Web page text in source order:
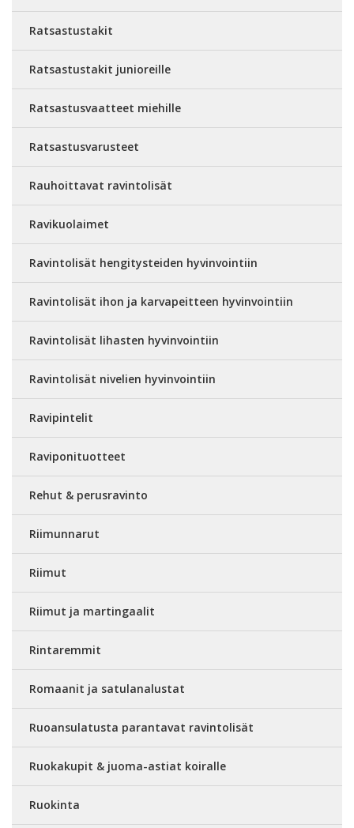
Ratsastustakit
Ratsastustakit junioreille
Ratsastusvaatteet miehille
Ratsastusvarusteet
Rauhoittavat ravintolisät
Ravikuolaimet
Ravintolisät hengitysteiden hyvinvointiin
Ravintolisät ihon ja karvapeitteen hyvinvointiin
Ravintolisät lihasten hyvinvointiin
Ravintolisät nivelien hyvinvointiin
Ravipintelit
Raviponituotteet
Rehut & perusravinto
Riimunnarut
Riimut
Riimut ja martingaalit
Rintaremmit
Romaanit ja satulanalustat
Ruoansulatusta parantavat ravintolisät
Ruokakupit & juoma-astiat koiralle
Ruokinta